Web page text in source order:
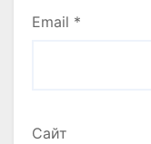
Email *
Сайт